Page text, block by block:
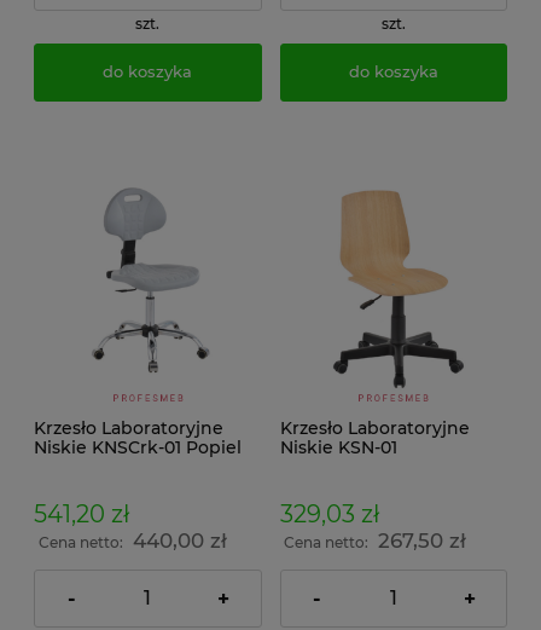
szt.
do koszyka
szt.
do koszyka
Krzesło Laboratoryjne
Niskie KNSCrk-01 Popiel
541,20 zł
Cena netto: 440,00 zł
- +
Krzesło Laboratoryjne
Niskie KSN-01
329,03 zł
Cena netto: 267,50 zł
- +